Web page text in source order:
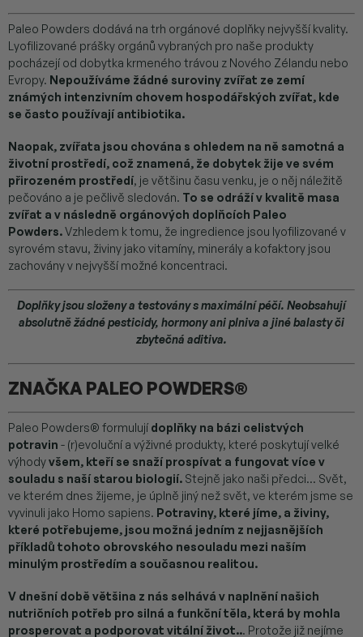
Paleo Powders dodává na trh orgánové doplňky nejvyšší kvality.
Lyofilizované prášky orgánů vybraných pro naše produkty
pocházejí od dobytka krmeného trávou z Nového Zélandu nebo
Evropy. Nepoužíváme žádné suroviny zvířat ze zemí
známých intenzivním chovem hospodářských zvířat, kde
se často používají antibiotika.
Naopak, zvířata jsou chována s ohledem na ně samotná a
životní prostředí, což znamená, že dobytek žije ve svém
přirozeném prostředí, je většinu času venku, je o něj náležitě
pečováno a je pečlivě sledován. To se odráží v kvalitě masa
zvířat a v následně orgánových doplňcích Paleo
Powders.Vzhledem k tomu, že ingredience jsou lyofilizované v
syrovém stavu, živiny jako vitamíny, minerály a kofaktory jsou
zachovány v nejvyšší možné koncentraci.
Doplňky jsou složeny a testovány s maximální péčí. Neobsahují
absolutně žádné pesticidy, hormony ani plniva a jiné balasty či
zbytečná aditiva.
ZNAČKA PALEO POWDERS®
Paleo Powders® formulují doplňky na bázi celistvých
potravin - (r)evoluční a výživné produkty, které poskytují velké
výhodyvšem, kteří se snaží prospívat a fungovat více v
souladu s naší starou biologií. Stejně jako naši předci... Svět,
ve kterém dnes žijeme, je úplně jiný než svět, ve kterém jsme se
vyvinuli jako Homo sapiens. Potraviny, které jíme, a živiny,
které potřebujeme, jsou možná jedním z nejjasnějších
příkladů tohoto obrovského nesouladu mezi naším
minulým prostředím a současnou realitou.
V dnešní době většina z nás selhává v naplnění našich
nutričních potřeb pro silná a funkční těla, která by mohla
prosperovat a podporovat vitální život... Protože již nejíme